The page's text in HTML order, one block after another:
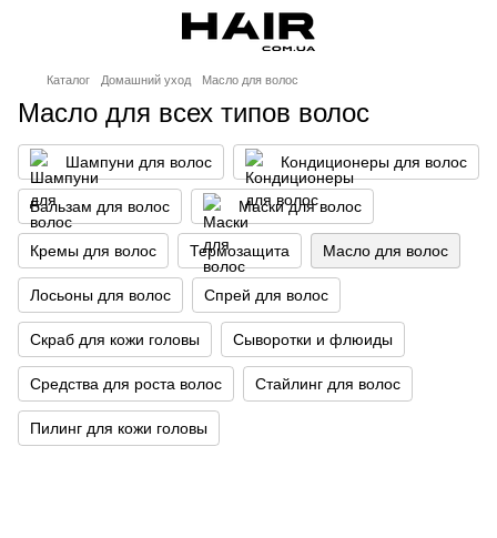
Каталог Домашний уход Масло для волос
Масло для всех типов волос
Шампуни для волос Кондиционеры для волос
Бальзам для волос Маски для волос
Кремы для волос Термозащита Масло для волос
Лосьоны для волос Спрей для волос
Скраб для кожи головы Сыворотки и флюиды
Средства для роста волос Стайлинг для волос
Пилинг для кожи головы